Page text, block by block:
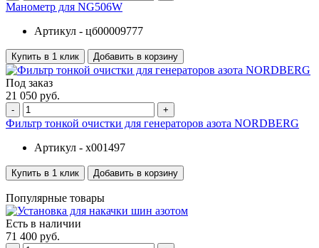
Манометр для NG506W
Артикул - цб00009777
Купить в 1 клик Добавить в корзину
Под заказ
21 050 руб.
- +
Фильтр тонкой очистки для генераторов азота NORDBERG
Артикул - x001497
Купить в 1 клик Добавить в корзину
Популярные товары
Есть в наличии
71 400 руб.